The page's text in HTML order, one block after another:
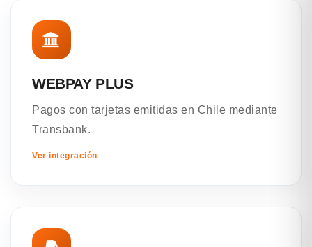
WEBPAY PLUS
Pagos con tarjetas emitidas en Chile mediante
Transbank.
Ver integración